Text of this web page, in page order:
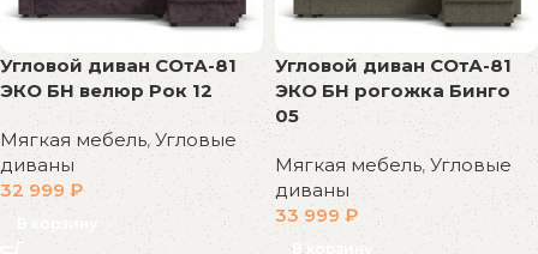
Угловой диван СОтА-81
ЭКО БН велюр Рок 12
Мягкая мебель,Угловые
диваны
32 999 ₽
В корзину
Угловой диван СОтА-81
ЭКО БН рогожка Бинго
05
Мягкая мебель,Угловые
диваны
33 999₽
В корзину